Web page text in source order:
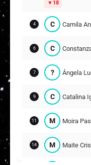
60
Josefa
66
Emilia
18
4 C Camila
6 C
7 ? Ángela
9 C Catalina
11 M Moira
14 M Maite